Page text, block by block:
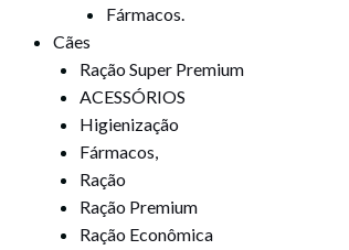
Fármacos.
Cães
Ração Super Premium
ACESSÓRIOS
Higienização
Fármacos,
Ração
Ração Premium
Ração Econômica